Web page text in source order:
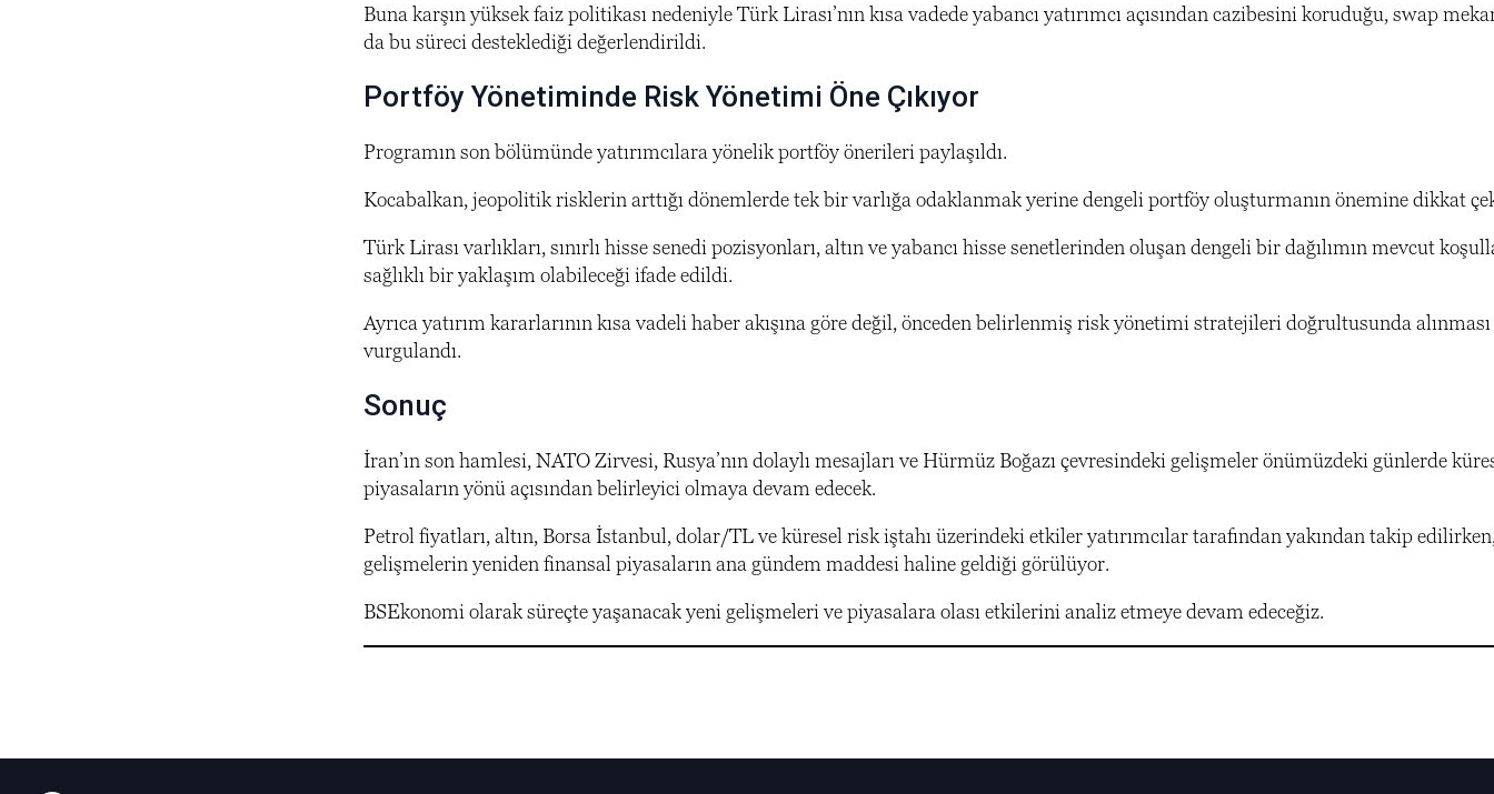
Buna karşın yüksek faiz politikası nedeniyle Türk Lirası’nın kısa vadede yabancı yatırımcı açısından cazibesini koruduğu, swap
da bu süreci desteklediği değerlendirildi.
Portföy Yönetiminde Risk Yönetimi Öne Çıkıyor
Programın son bölümünde yatırımcılara yönelik portföy önerileri paylaşıldı.
Kocabalkan, jeopolitik risklerin arttığı dönemlerde tek bir varlığa odaklanmak yerine dengeli portföy oluşturmanın önemine dikkat
Türk Lirası varlıkları, sınırlı hisse senedi pozisyonları, altın ve yabancı hisse senetlerinden oluşan dengeli bir dağılımın mevcut
sağlıklı bir yaklaşım olabileceği ifade edildi.
Ayrıca yatırım kararlarının kısa vadeli haber akışına göre değil, önceden belirlenmiş risk yönetimi stratejileri doğrultusunda
vurgulandı.
Sonuç
İran’ın son hamlesi, NATO Zirvesi, Rusya’nın dolaylı mesajları ve Hürmüz Boğazı çevresindeki gelişmeler önümüzdeki günlerde
piyasaların yönü açısından belirleyici olmaya devam edecek.
Petrol fiyatları, altın, Borsa İstanbul, dolar/TL ve küresel risk iştahı üzerindeki etkiler yatırımcılar tarafından yakından takip
gelişmelerin yeniden finansal piyasaların ana gündem maddesi haline geldiği görülüyor.
BSEkonomi olarak süreçte yaşanacak yeni gelişmeleri ve piyasalara olası etkilerini analiz etmeye devam edeceğiz.